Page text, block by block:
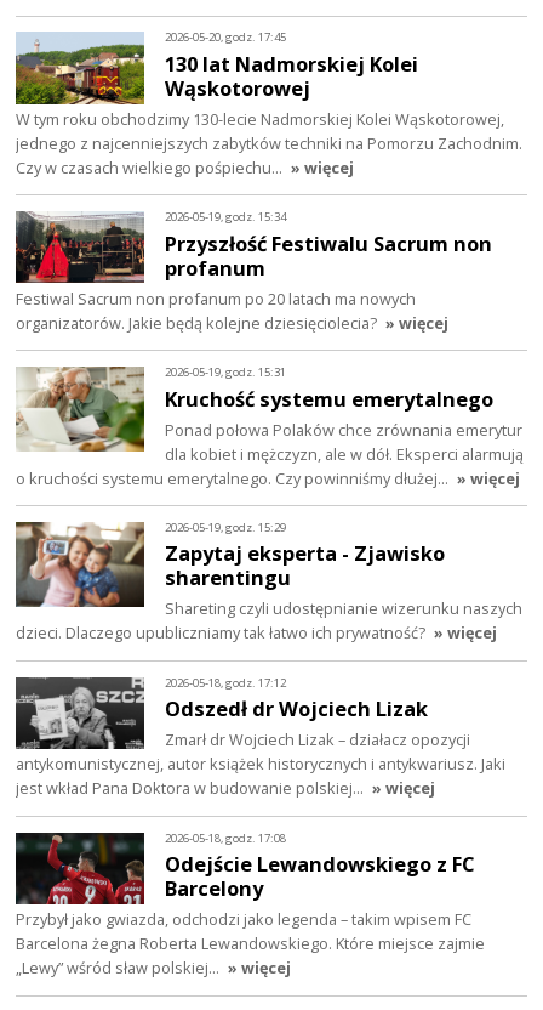
2026-05-20, godz. 17:45
130 lat Nadmorskiej Kolei
Wąskotorowej
W tym roku obchodzimy 130-lecie Nadmorskiej Kolei Wąskotorowej,
jednego z najcenniejszych zabytków techniki na Pomorzu Zachodnim.
Czy w czasach wielkiego pośpiechu… » więcej
2026-05-19, godz. 15:34
Przyszłość Festiwalu Sacrum non
profanum
Festiwal Sacrum non profanum po 20 latach ma nowych
organizatorów. Jakie będą kolejne dziesięciolecia? » więcej
2026-05-19, godz. 15:31
Kruchość systemu emerytalnego
Ponad połowa Polaków chce zrównania emerytur
dla kobiet i mężczyzn, ale w dół. Eksperci alarmują
o kruchości systemu emerytalnego. Czy powinniśmy dłużej… » więcej
2026-05-19, godz. 15:29
Zapytaj eksperta - Zjawisko
sharentingu
Shareting czyli udostępnianie wizerunku naszych
dzieci. Dlaczego upubliczniamy tak łatwo ich prywatność? » więcej
2026-05-18, godz. 17:12
Odszedł dr Wojciech Lizak
Zmarł dr Wojciech Lizak – działacz opozycji
antykomunistycznej, autor książek historycznych i antykwariusz. Jaki
jest wkład Pana Doktora w budowanie polskiej… » więcej
2026-05-18, godz. 17:08
Odejście Lewandowskiego z FC
Barcelony
Przybył jako gwiazda, odchodzi jako legenda – takim wpisem FC
Barcelona żegna Roberta Lewandowskiego. Które miejsce zajmie
„Lewy” wśród sław polskiej… » więcej